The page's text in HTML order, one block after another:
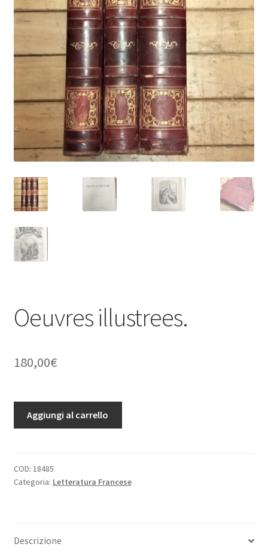
Oeuvres illustrees.
180,00€
illustrees.
Aggiungi al carrello
COD: 18485
Categoria: Letteratura Francese
Descrizione